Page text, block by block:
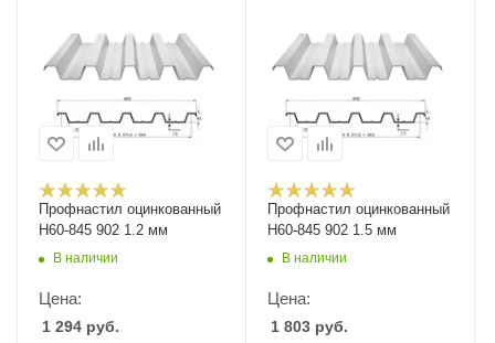
Профнастил оцинкованный
Н60-845 902 1.2 мм
В наличии
Цена:
1 294 руб.
Профнастил оцинкованный
Н60-845 902 1.5 мм
В наличии
Цена:
1 803 руб.